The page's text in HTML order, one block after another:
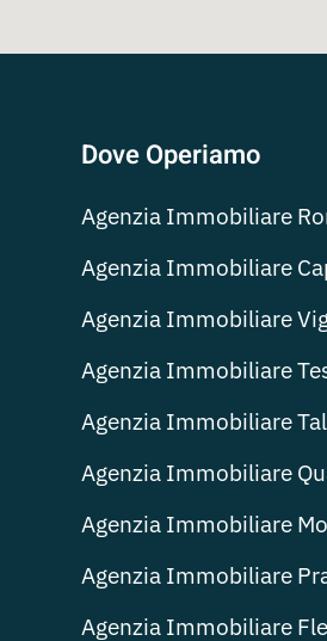
Dove Operiamo
Agenzia Immobiliare
Agenzia Immobiliare
Agenzia Immobiliare
Agenzia Immobiliare
Agenzia Immobiliare
Agenzia Immobiliare
Agenzia Immobiliare
Agenzia Immobiliare
Agenzia Immobiliare